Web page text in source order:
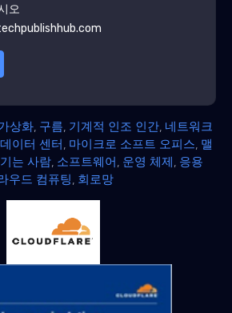
오
상화 구름 기계적 인조 인간 네트워크
데이터 센터 마이크로 소프트 오피스 맬
는 사람 소프트웨어 운영 체제 응용
우드 컴퓨팅 회로망